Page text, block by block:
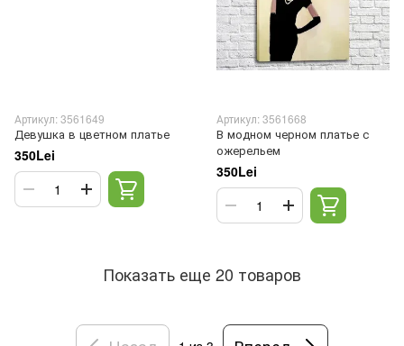
Артикул: 3561649
Девушка в цветном платье
350Lei
Артикул: 3561668
В модном черном платье с
ожерельем
350Lei
Показать еще 20 товаров